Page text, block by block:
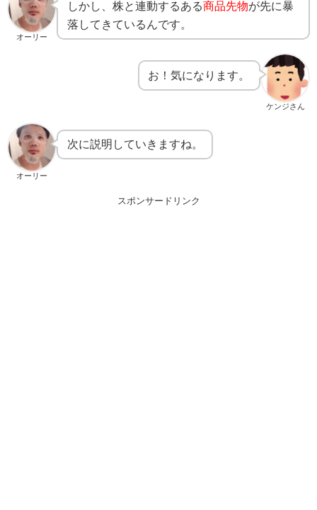
オーリー
しかし、株と連動するある商品先物が先に暴
落してきているんです。
ケンジさん
お！気になります。
オーリー
次に説明していきますね。
スポンサードリンク